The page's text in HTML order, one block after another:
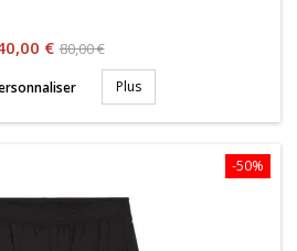
€ Prix
habituel
80,00 €
Plus
-50%